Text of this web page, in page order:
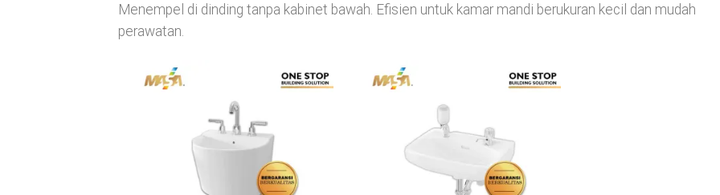
Menempel di dinding tanpa kabinet bawah. Efisien untuk kamar mandi berukuran kecil dan mudah
perawatan.